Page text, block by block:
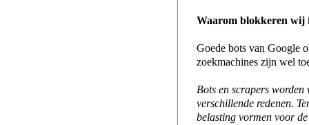
Waarom blokkeren wij
Goede bots van Google
zoekmachines zijn wel
Bots en scrapers worden
verschillende redenen.
belasting vormen voor